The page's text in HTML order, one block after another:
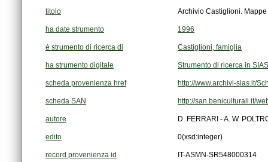
titolo Archivio Castiglioni.
ha date strumento 1996
è strumento di ricerca di Castiglioni, famiglia
ha strumento digitale Strumento di ricerca in SIAS
scheda provenienza href http://www.archivi-sias.it/
scheda SAN http://san.beniculturali.it/
autore D. FERRARI - A. W.
edito 0(xsd:integer)
record provenienza id IT-ASMN-SR548000314